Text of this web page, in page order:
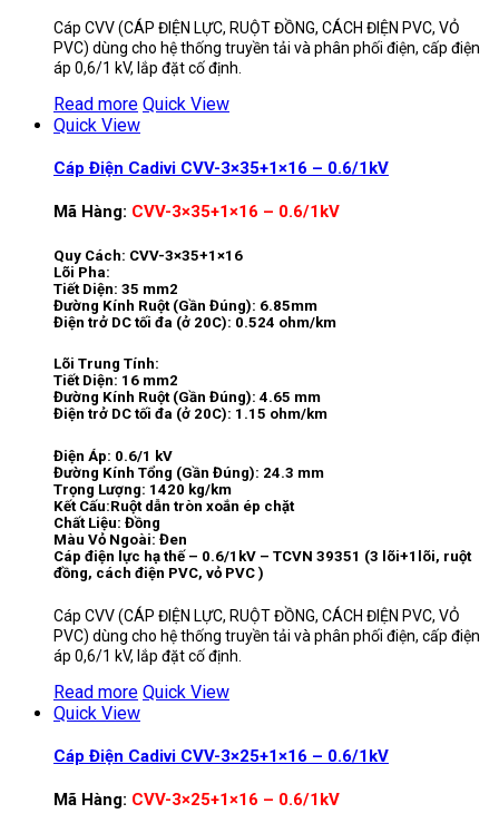
Cáp CVV (CÁP ĐIỆN LỰC, RUỘT ĐỒNG, CÁCH ĐIỆN PVC, VỎ
PVC) dùng cho hệ thống truyền tải và phân phối điện, cấp điện
áp 0,6/1 kV, lắp đặt cố định.
Read more Quick View
Quick View
Cáp Điện Cadivi CVV-3×35+1×16 – 0.6/1kV
Mã Hàng: CVV-3×35+1×16 – 0.6/1kV
Quy Cách: CVV-3×35+1×16
Lõi Pha:
Tiết Diện: 35 mm2
Đường Kính Ruột (Gần Đúng): 6.85mm
Điện trở DC tối đa (ở 20C): 0.524 ohm/km
Lõi Trung Tính:
Tiết Diện: 16 mm2
Đường Kính Ruột (Gần Đúng): 4.65 mm
Điện trở DC tối đa (ở 20C): 1.15 ohm/km
Điện Áp: 0.6/1 kV
Đường Kính Tổng (Gần Đúng): 24.3 mm
Trọng Lượng: 1420 kg/km
Kết Cấu:Ruột dẫn tròn xoắn ép chặt
Chất Liệu: Đồng
Màu Vỏ Ngoài: Đen
Cáp điện lực hạ thế – 0.6/1kV – TCVN 39351 (3 lõi+1lõi, ruột
đồng, cách điện PVC, vỏ PVC )
Cáp CVV (CÁP ĐIỆN LỰC, RUỘT ĐỒNG, CÁCH ĐIỆN PVC, VỎ
PVC) dùng cho hệ thống truyền tải và phân phối điện, cấp điện
áp 0,6/1 kV, lắp đặt cố định.
Read more Quick View
Quick View
Cáp Điện Cadivi CVV-3×25+1×16 – 0.6/1kV
Mã Hàng: CVV-3×25+1×16 – 0.6/1kV